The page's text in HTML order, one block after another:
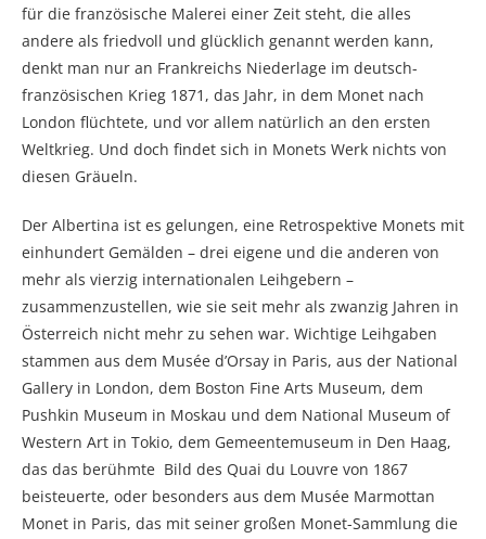
für die französische Malerei einer Zeit steht, die alles
andere als friedvoll und glücklich genannt werden kann,
denkt man nur an Frankreichs Niederlage im deutsch-
französischen Krieg 1871, das Jahr, in dem Monet nach
London flüchtete, und vor allem natürlich an den ersten
Weltkrieg. Und doch findet sich in Monets Werk nichts von
diesen Gräueln.
Der Albertina ist es gelungen, eine Retrospektive Monets mit
einhundert Gemälden – drei eigene und die anderen von
mehr als vierzig internationalen Leihgebern –
zusammenzustellen, wie sie seit mehr als zwanzig Jahren in
Österreich nicht mehr zu sehen war. Wichtige Leihgaben
stammen aus dem Musée d’Orsay in Paris, aus der National
Gallery in London, dem Boston Fine Arts Museum, dem
Pushkin Museum in Moskau und dem National Museum of
Western Art in Tokio, dem Gemeentemuseum in Den Haag,
das das berühmte Bild des Quai du Louvre von 1867
beisteuerte, oder besonders aus dem Musée Marmottan
Monet in Paris, das mit seiner großen Monet-Sammlung die